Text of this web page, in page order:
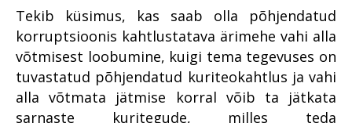
Teekond prokuratuuris -
hakkajast praktikandist
kogemustega
ringkonnaprokuröriks.
Intervjuu Liisa Nuudiga
Tugevatoimelised uimastid
Prokuratuuri infosüsteemi
uuendus PRIS3
Prokuratuuris töötamisest
Prokuratuur tunnustab
Mälestused Eurojusti tööst
Tekib küsimus, kas saab olla põhjendatud
korruptsioonis kahtlustatava ärimehe vahi alla
võtmisest loobumine, kuigi tema tegevuses on
tuvastatud põhjendatud kuriteokahtlus ja vahi
alla võtmata jätmise korral võib ta jätkata
sarnaste kuritegude, milles teda